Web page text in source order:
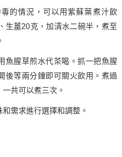
的情況，可以用紫蘇葉煮汁飲
生薑20克，加清水二碗半，煮至
魚腥草煎水代茶喝。抓一把魚腥
後等兩分鐘即可關火飲用。煮過
共可以煮三次。
需求進行選擇和調整。